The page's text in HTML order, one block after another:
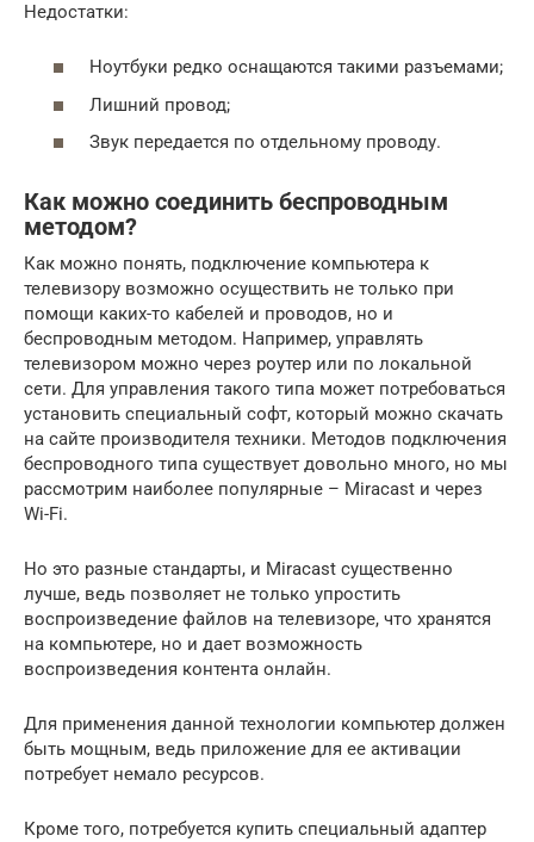
Недостатки:
Ноутбуки редко оснащаются такими разъемами;
Лишний провод;
Звук передается по отдельному проводу.
Как можно соединить беспроводным
методом?
Как можно понять, подключение компьютера к
телевизору возможно осуществить не только при
помощи каких-то кабелей и проводов, но и
беспроводным методом. Например, управлять
телевизором можно через роутер или по локальной
сети. Для управления такого типа может потребоваться
установить специальный софт, который можно скачать
на сайте производителя техники. Методов подключения
беспроводного типа существует довольно много, но мы
рассмотрим наиболее популярные – Miracast и через
Wi-Fi.
Но это разные стандарты, и Miracast существенно
лучше, ведь позволяет не только упростить
воспроизведение файлов на телевизоре, что хранятся
на компьютере, но и дает возможность
воспроизведения контента онлайн.
Для применения данной технологии компьютер должен
быть мощным, ведь приложение для ее активации
потребует немало ресурсов.
Кроме того, потребуется купить специальный адаптер